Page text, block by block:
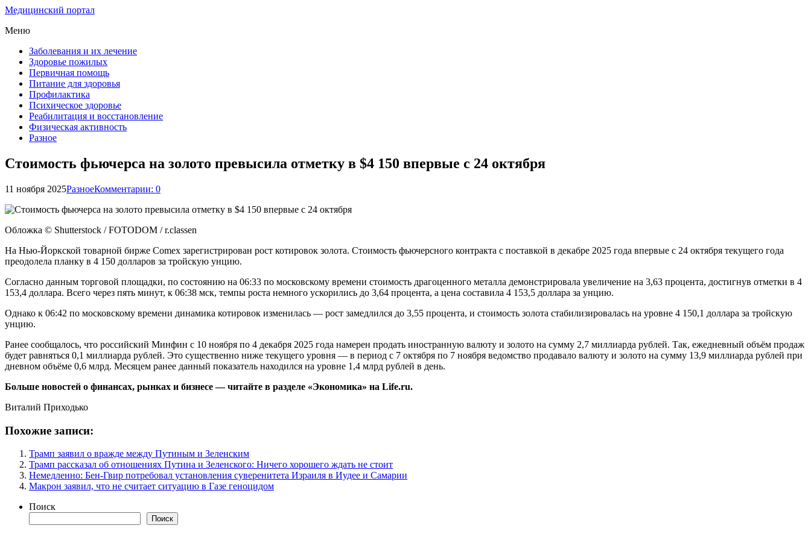
Медицинский портал
Меню
Заболевания и их лечение
Здоровье пожилых
Первичная помощь
Питание для здоровья
Профилактика
Психическое здоровье
Реабилитация и восстановление
Физическая активность
Разное
Стоимость фьючерса на золото превысила отметку в $4 150 впервые с 24 октября
11 ноября 2025РазноеКомментарии: 0
Обложка © Shutterstock / FOTODOM / r.classen
На Нью-Йоркской товарной бирже Comex зарегистрирован рост котировок золота. Стоимость фьючерсного контракта с поставкой в декабре 2025 года впервые с 24 октября текущего года
преодолела планку в 4 150 долларов за тройскую унцию.
Согласно данным торговой площадки, по состоянию на 06:33 по московскому времени стоимость драгоценного металла демонстрировала увеличение на 3,63 процента, достигнув отметки в 4
153,4 доллара. Всего через пять минут, к 06:38 мск, темпы роста немного ускорились до 3,64 процента, а цена составила 4 153,5 доллара за унцию.
Однако к 06:42 по московскому времени динамика котировок изменилась — рост замедлился до 3,55 процента, и стоимость золота стабилизировалась на уровне 4 150,1 доллара за тройскую
унцию.
Ранее сообщалось, что российский Минфин с 10 ноября по 4 декабря 2025 года намерен продать иностранную валюту и золото на сумму 2,7 миллиарда рублей. Так, ежедневный объём продаж
будет равняться 0,1 миллиарда рублей. Это существенно ниже текущего уровня — в период с 7 октября по 7 ноября ведомство продавало валюту и золото на сумму 13,9 миллиарда рублей при
дневном объёме 0,6 млрд. Месяцем ранее данный показатель находился на уровне 1,4 млрд рублей в день.
Больше новостей о финансах, рынках и бизнесе — читайте в разделе «Экономика» на Life.ru.
Виталий Приходько
Похожие записи:
Трамп заявил о вражде между Путиным и Зеленским
Трамп рассказал об отношениях Путина и Зеленского: Ничего хорошего ждать не стоит
Немедленно: Бен-Гвир потребовал установления суверенитета Израиля в Иудее и Самарии
Макрон заявил, что не считает ситуацию в Газе геноцидом
Поиск
Поиск